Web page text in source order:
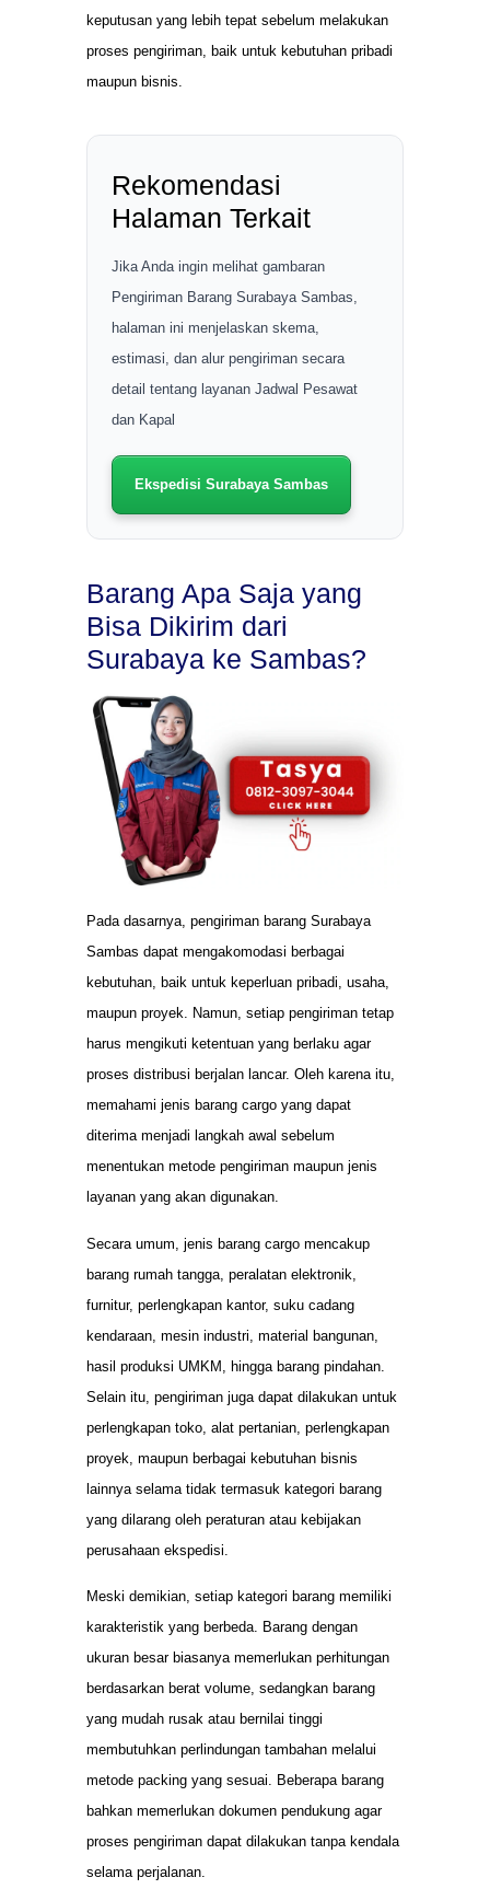
keputusan yang lebih tepat sebelum melakukan
proses pengiriman, baik untuk kebutuhan pribadi
maupun bisnis.
Rekomendasi
Halaman Terkait
Jika Anda ingin melihat gambaran
Pengiriman Barang Surabaya Sambas,
halaman ini menjelaskan skema,
estimasi, dan alur pengiriman secara
detail tentang layanan Jadwal Pesawat
dan Kapal
Ekspedisi Surabaya Sambas
Barang Apa Saja yang
Bisa Dikirim dari
Surabaya ke Sambas?
Pada dasarnya, pengiriman barang Surabaya
Sambas dapat mengakomodasi berbagai
kebutuhan, baik untuk keperluan pribadi, usaha,
maupun proyek. Namun, setiap pengiriman tetap
harus mengikuti ketentuan yang berlaku agar
proses distribusi berjalan lancar. Oleh karena itu,
memahami jenis barang cargo yang dapat
diterima menjadi langkah awal sebelum
menentukan metode pengiriman maupun jenis
layanan yang akan digunakan.
Secara umum, jenis barang cargo mencakup
barang rumah tangga, peralatan elektronik,
furnitur, perlengkapan kantor, suku cadang
kendaraan, mesin industri, material bangunan,
hasil produksi UMKM, hingga barang pindahan.
Selain itu, pengiriman juga dapat dilakukan untuk
perlengkapan toko, alat pertanian, perlengkapan
proyek, maupun berbagai kebutuhan bisnis
lainnya selama tidak termasuk kategori barang
yang dilarang oleh peraturan atau kebijakan
perusahaan ekspedisi.
Meski demikian, setiap kategori barang memiliki
karakteristik yang berbeda. Barang dengan
ukuran besar biasanya memerlukan perhitungan
berdasarkan berat volume, sedangkan barang
yang mudah rusak atau bernilai tinggi
membutuhkan perlindungan tambahan melalui
metode packing yang sesuai. Beberapa barang
bahkan memerlukan dokumen pendukung agar
proses pengiriman dapat dilakukan tanpa kendala
selama perjalanan.